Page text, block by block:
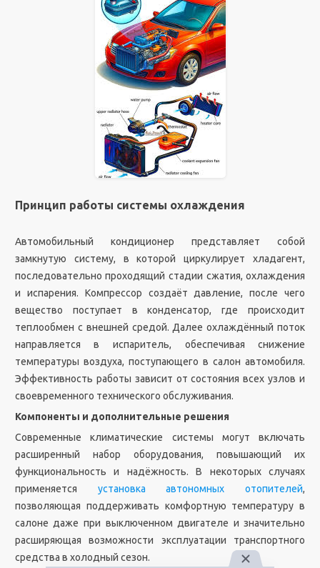
Принцип работы системы охлаждения
Автомобильный кондиционер представляет собой
замкнутую систему, в которой циркулирует хладагент,
последовательно проходящий стадии сжатия, охлаждения
и испарения. Компрессор создаёт давление, после чего
вещество поступает в конденсатор, где происходит
теплообмен с внешней средой. Далее охлаждённый поток
направляется в испаритель, обеспечивая снижение
температуры воздуха, поступающего в салон автомобиля.
Эффективность работы зависит от состояния всех узлов и
своевременного технического обслуживания.
Компоненты и дополнительные решения
Современные климатические системы могут включать
расширенный набор оборудования, повышающий их
функциональность и надёжность. В некоторых случаях
применяется установка автономных отопителей,
позволяющая поддерживать комфортную температуру в
салоне даже при выключенном двигателе и значительно
расширяющая возможности эксплуатации транспортного
средства в холодный сезон.